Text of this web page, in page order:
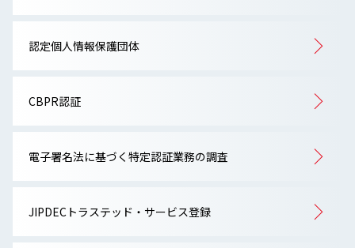
認定個人情報保護団体
CBPR認証
電子署名法に基づく特定認証業務の調査
JIPDECトラステッド・サービス登録